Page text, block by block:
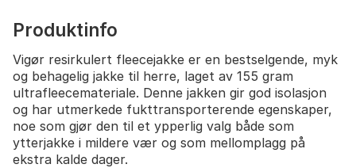
Produktinfo
Vigør resirkulert fleecejakke er en bestselgende, myk
og behagelig jakke til herre, laget av 155 gram
ultrafleecemateriale. Denne jakken gir god isolasjon
og har utmerkede fukttransporterende egenskaper,
noe som gjør den til et ypperlig valg både som
ytterjakke i mildere vær og som mellomplagg på
ekstra kalde dager.